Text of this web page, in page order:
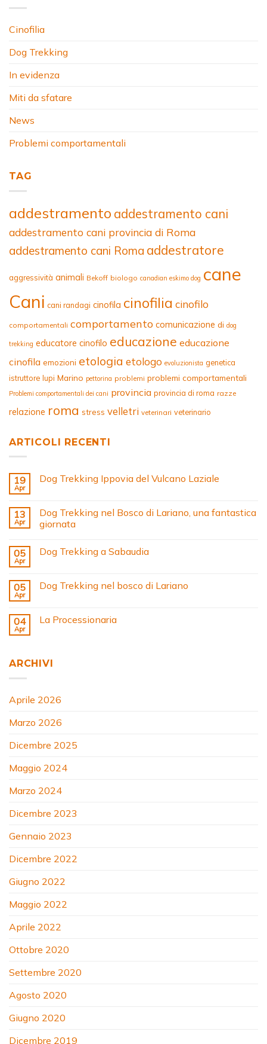
Cinofilia
Dog Trekking
In evidenza
Miti da sfatare
News
Problemi comportamentali
TAG
addestramento addestramento cani
addestramento cani provincia di Roma
addestramento cani Roma addestratore
aggressività animali Bekoff biologo canadian eskimo dog cane
Cani cani randagi cinofila cinofilia cinofilo
comportamentali comportamento comunicazione di dog
trekking educatore cinofilo educazione educazione
cinofila emozioni etologia etologo evoluzionista genetica
istruttore lupi Marino pettorina problemi problemi comportamentali
Problemi comportamentali dei cani provincia provincia di roma razze
relazione roma stress velletri veterinari veterinario
ARTICOLI RECENTI
19
Apr
Dog Trekking Ippovia del Vulcano Laziale
13
Apr
Dog Trekking nel Bosco di Lariano, una fantastica
giornata
05
Apr
Dog Trekking a Sabaudia
05
Apr
Dog Trekking nel bosco di Lariano
04
Apr
La Processionaria
ARCHIVI
Aprile 2026
Marzo 2026
Dicembre 2025
Maggio 2024
Marzo 2024
Dicembre 2023
Gennaio 2023
Dicembre 2022
Giugno 2022
Maggio 2022
Aprile 2022
Ottobre 2020
Settembre 2020
Agosto 2020
Giugno 2020
Dicembre 2019